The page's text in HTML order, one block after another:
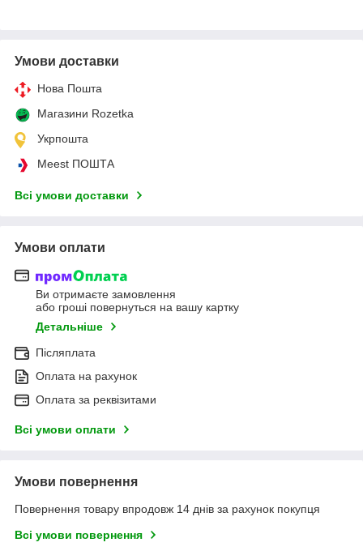
Умови доставки
Нова Пошта
Магазини Rozetka
Укрпошта
Meest ПОШТА
Всі умови доставки
Умови оплати
Ви отримаєте замовлення
або гроші повернуться на вашу картку
Детальніше
Післяплата
Оплата на рахунок
Оплата за реквізитами
Всі умови оплати
Умови повернення
Повернення товару впродовж 14 днів за рахунок покупця
Всі умови повернення